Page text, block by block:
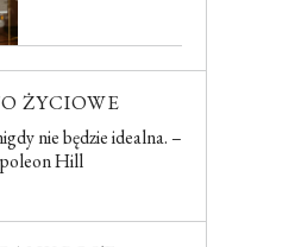
ŻYCIOWE
nie będzie idealna. –
Hill